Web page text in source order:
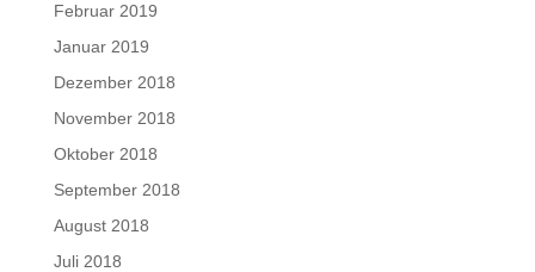
Februar 2019
Januar 2019
Dezember 2018
November 2018
Oktober 2018
September 2018
August 2018
Juli 2018